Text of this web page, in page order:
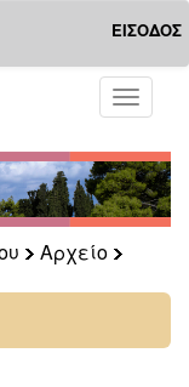
ΕΙΣΟΔΟΣ
Toggle
Αρχείο